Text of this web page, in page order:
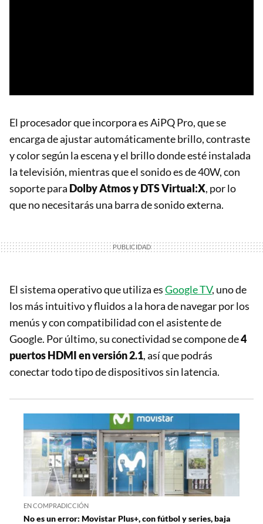
El procesador que incorpora es AiPQ Pro, que se
encarga de ajustar automáticamente brillo, contraste
y color según la escena y el brillo donde esté instalada
la televisión, mientras que el sonido es de 40W, con
soporte para Dolby Atmos y DTS Virtual:X, por lo
que no necesitarás una barra de sonido externa.
El sistema operativo que utiliza esGoogle TV, uno de
los más intuitivo y fluidos a la hora de navegar por los
menús y con compatibilidad con el asistente de
Google. Por último, su conectividad se compone de4
puertos HDMI en versión 2.1, así que podrás
conectar todo tipo de dispositivos sin latencia.
EN COMPRADICCIÓN
No es un error: Movistar Plus+, con fútbol y series, baja